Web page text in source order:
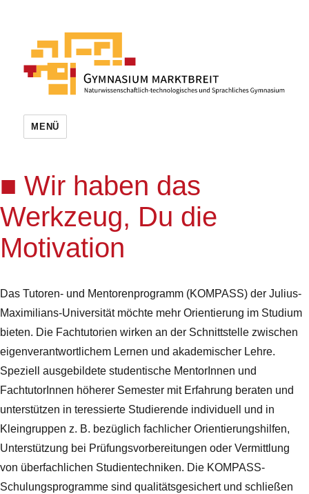
MENÜ
Wir haben das
Werkzeug, Du die
Motivation
Das Tutoren- und Mentorenprogramm (KOMPASS) der Julius-
Maximilians-Universität möchte mehr Orientierung im Studium
bieten. Die Fachtutorien wirken an der Schnittstelle zwischen
eigenverantwortlichem Lernen und akademischer Lehre.
Speziell ausgebildete studentische MentorInnen und
FachtutorInnen höherer Semester mit Erfahrung beraten und
unterstützen in teressierte Studierende individuell und in
Kleingruppen z. B. bezüglich fachlicher Orientierungshilfen,
Unterstützung bei Prüfungsvorbereitungen oder Vermittlung
von überfachlichen Studientechniken. Die KOMPASS-
Schulungsprogramme sind qualitätsgesichert und schließen